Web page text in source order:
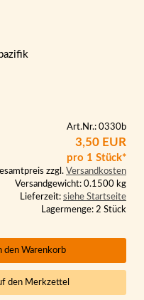
Art.Nr.: 0330b
3,50 EUR
pro 1 Stück*
zzgl. Versandkosten
Versandgewicht: 0.1500 kg
Lieferzeit: siehe Startseite
Lagermenge: 2 Stück
Warenkorb
den Merkzettel